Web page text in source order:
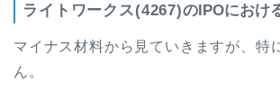
ライトワークス(4267)のIPOにおけ
マイナス材料から見ていきますが、特
ん。